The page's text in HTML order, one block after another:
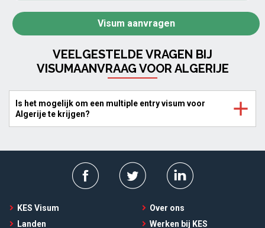
Visum aanvragen
VEELGESTELDE VRAGEN BIJ
VISUMAANVRAAG VOOR ALGERIJE
Is het mogelijk om een multiple entry visum voor
Algerije te krijgen?
KES Visum
Landen
Over ons
Werken bij KES